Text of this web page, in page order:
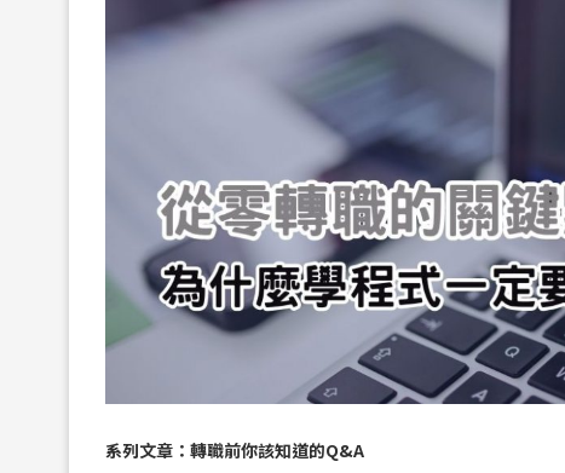
系列文章：轉職前你該知道的Q&A